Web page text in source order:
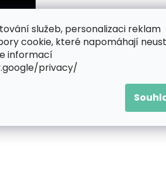
služeb, personalizaci reklam
cookie, které napomáhají
informací
privacy/